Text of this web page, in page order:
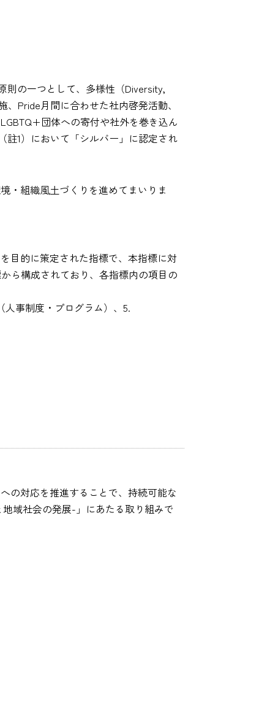
則の一つとして、多様性（Diversity,
Pride月間に合わせた社内啓発活動、
団体への寄付や社外を巻き込ん
註1）において「シルバー」に認定され
・組織風土づくりを進めてまいりま
目的に策定された指標で、本指標に対
ら構成されており、各指標内の項目の
人事制度・プログラム）、5.
の対応を推進することで、持続可能な
域社会の発展-」にあたる取り組みで